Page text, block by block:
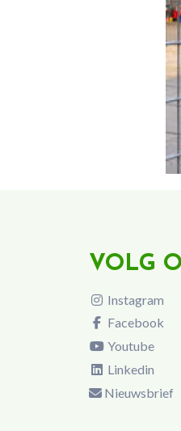
VOLG
Instagram
Facebook
Youtube
Linkedin
Nieuwsbrief